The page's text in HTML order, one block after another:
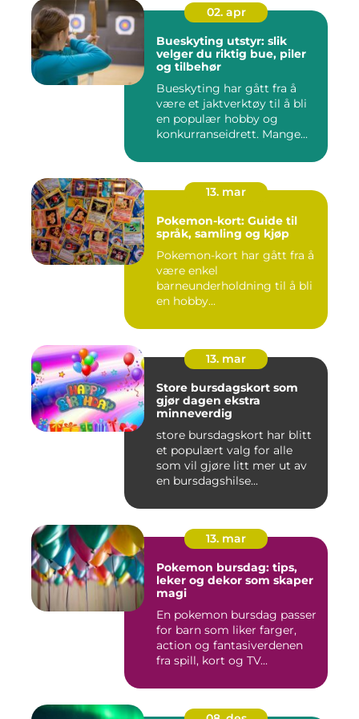
02. apr
Bueskyting utstyr: slik
velger du riktig bue, piler
og tilbehør
Bueskyting har gått fra å
være et jaktverktøy til å bli
en populær hobby og
konkurranseidrett. Mange...
13. mar
Pokemon-kort: Guide til
språk, samling og kjøp
Pokemon-kort har gått fra å
være enkel
barneunderholdning til å bli
en hobby...
13. mar
Store bursdagskort som
gjør dagen ekstra
minneverdig
store bursdagskort har blitt
et populært valg for alle
som vil gjøre litt mer ut av
en bursdagshilse...
13. mar
Pokemon bursdag: tips,
leker og dekor som skaper
magi
En pokemon bursdag passer
for barn som liker farger,
action og fantasiverdenen
fra spill, kort og TV...